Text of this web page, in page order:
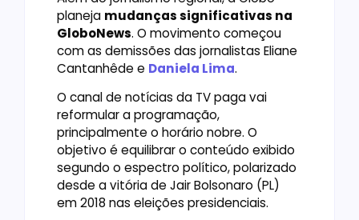
planeja mudanças significativas na
GloboNews. O movimento começou
com as demissões das jornalistas Eliane
Cantanhêde e Daniela Lima.
O canal de notícias da TV paga vai
reformular a programação,
principalmente o horário nobre. O
objetivo é equilibrar o conteúdo exibido
segundo o espectro político, polarizado
desde a vitória de Jair Bolsonaro (PL)
em 2018 nas eleições presidenciais.